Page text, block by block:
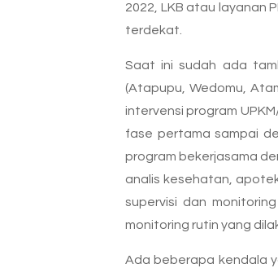
2022, LKB atau layanan
terdekat.
Saat ini sudah ada
(Atapupu, Wedomu,
intervensi program
fase pertama sampai
program bekerjasama
analis kesehatan,
supervisi dan
monitoring rutin yang
Ada beberapa kendala